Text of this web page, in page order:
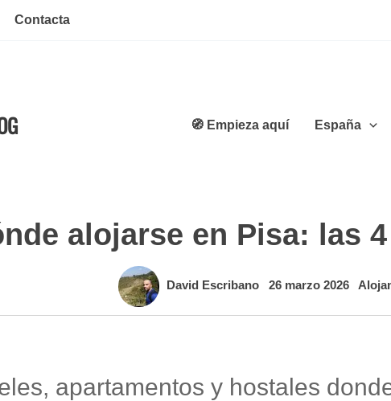
Contacta
🧭 Empieza aquí España
alojarse en Pisa: las
David Escribano 26 marzo 2026
apartamentos y hostales